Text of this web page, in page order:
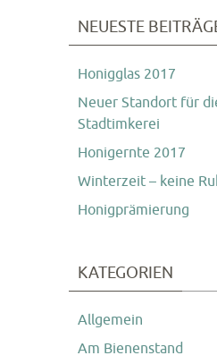
NEUESTE
Honigglas 2017
Neuer Standort für
Stadtimkerei
Honigernte 2017
Winterzeit – keine
Honigprämierung
KATEGORIEN
Allgemein
Am Bienenstand